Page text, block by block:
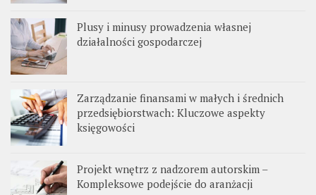
Plusy i minusy prowadzenia własnej
działalności gospodarczej
Zarządzanie finansami w małych i średnich
przedsiębiorstwach: Kluczowe aspekty
księgowości
Projekt wnętrz z nadzorem autorskim –
Kompleksowe podejście do aranżacji